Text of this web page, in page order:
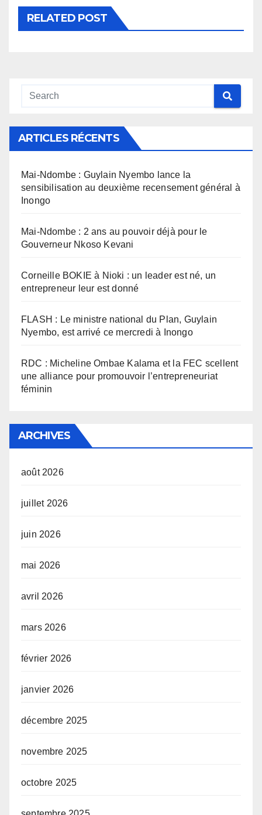
RELATED POST
ARTICLES RÉCENTS
Mai-Ndombe : Guylain Nyembo lance la
sensibilisation au deuxième recensement général à
Inongo
Mai-Ndombe : 2 ans au pouvoir déjà pour le
Gouverneur Nkoso Kevani
Corneille BOKIE à Nioki : un leader est né, un
entrepreneur leur est donné
FLASH : Le ministre national du Plan, Guylain
Nyembo, est arrivé ce mercredi à Inongo
RDC : Micheline Ombae Kalama et la FEC scellent
une alliance pour promouvoir l’entrepreneuriat
féminin
ARCHIVES
août 2026
juillet 2026
juin 2026
mai 2026
avril 2026
mars 2026
février 2026
janvier 2026
décembre 2025
novembre 2025
octobre 2025